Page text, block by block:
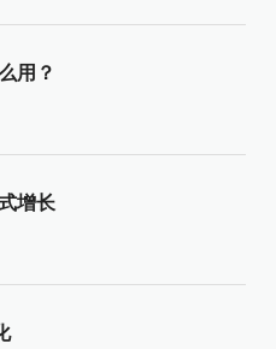
用？
增长